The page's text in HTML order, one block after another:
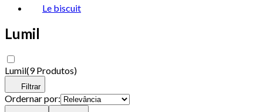
Le biscuit
Lumil
Lumil(9 Produtos)
Filtrar
Ordernar por: